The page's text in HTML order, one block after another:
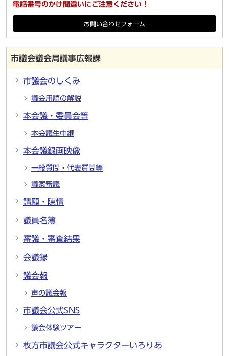
電話番号のかけ間違いにご注意ください！
お問い合わせフォーム
市議会議会局議事広報課
市議会のしくみ
議会用語の解説
本会議・委員会等
本会議生中継
本会議録画映像
一般質問・代表質問等
議案審議
請願・陳情
議員名簿
審議・審査結果
会議録
議会報
声の議会報
市議会公式SNS
議会体験ツアー
枚方市議会公式キャラクターいろりあ